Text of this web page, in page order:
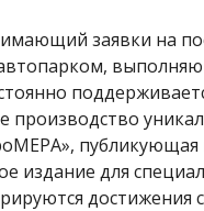
заявки на
издание для
достижения